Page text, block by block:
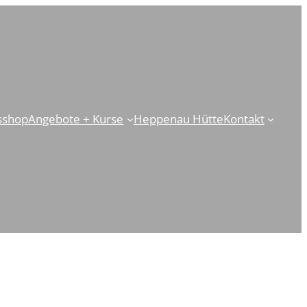
Angebote + Kurse Heppenau HütteKontakt